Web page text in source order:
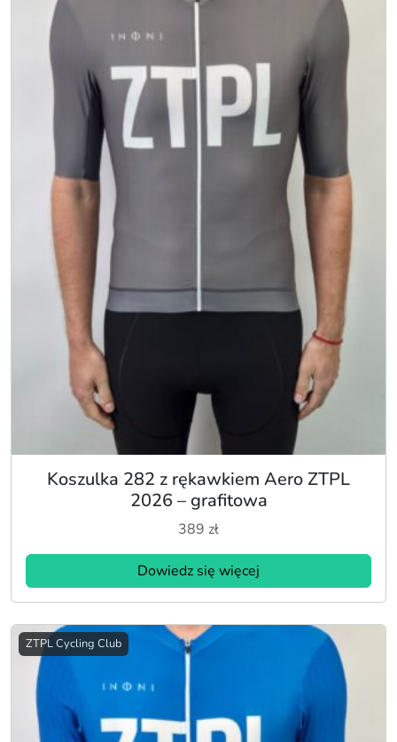
Koszulka 282 z rękawkiem Aero ZTPL
2026 – grafitowa
389 zł
Dowiedz się więcej
ZTPL Cycling Club